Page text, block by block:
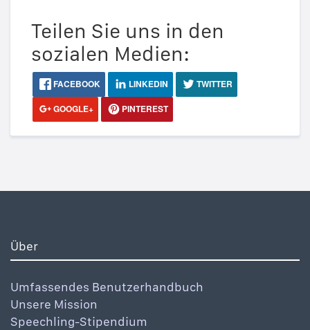
Teilen Sie uns in den
sozialen Medien:
FACEBOOK LINKEDIN
TWITTER
GOOGLE+
PINTEREST
Über
Umfassendes Benutzerhandbuch
Unsere Mission
Speechling-Stipendium